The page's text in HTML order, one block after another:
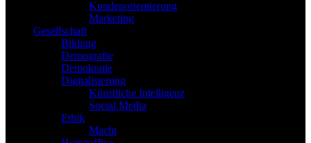
Kundenorientierung
Marketing
Gesellschaft
Bildung
Demografie
Demokratie
Digitalisierung
Künstliche Intelligenz
Social Media
Ethik
Macht